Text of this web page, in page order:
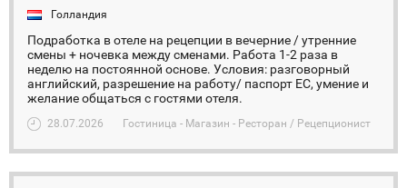
Голландия
Подработка в отеле на рецепции в вечерние / утренние
смены + ночевка между сменами. Работа 1-2 раза в
неделю на постоянной основе. Условия: разговорный
английский, разрешение на работу/ паспорт ЕС, умение и
желание общаться с гостями отеля.
28.07.2026 Гостиница - Магазин - Ресторан / Рецепционист